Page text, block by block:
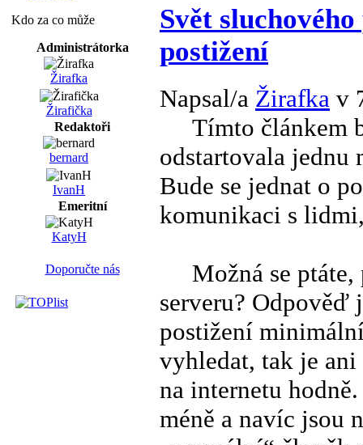
Kdo za co může
Administrátorka
Žirafka
Žirafička
Redaktoři
bernard
IvanH
Emeritní
KatyH
Doporučte nás
Svět
postižení
Napsal/a Žirafka v
Tímto článkem
odstartovala jednu
Bude se jednat o
komunikaci s
Možná se ptáte,
serveru?
postižení
vyhledat, tak je
na internetu
méně a navíc jsou